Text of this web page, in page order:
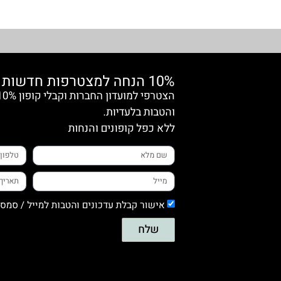
10% הנחה למצטרפות חדשות
והטבות בלעדיות.
ללא כפל קופונים והנחות
אישור קבלת עדכונים והטבות למייל / סמס
שלח